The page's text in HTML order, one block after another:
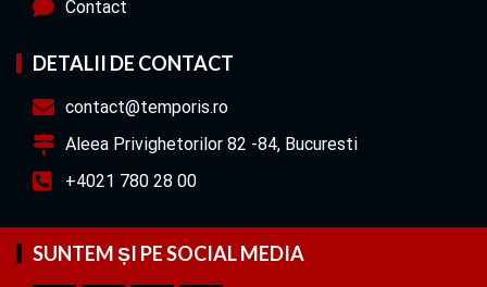
Contact
DETALII DE CONTACT
contact@temporis.ro
Aleea Privighetorilor 82 -84, Bucuresti
+4021 780 28 00
SUNTEM ȘI PE SOCIAL MEDIA